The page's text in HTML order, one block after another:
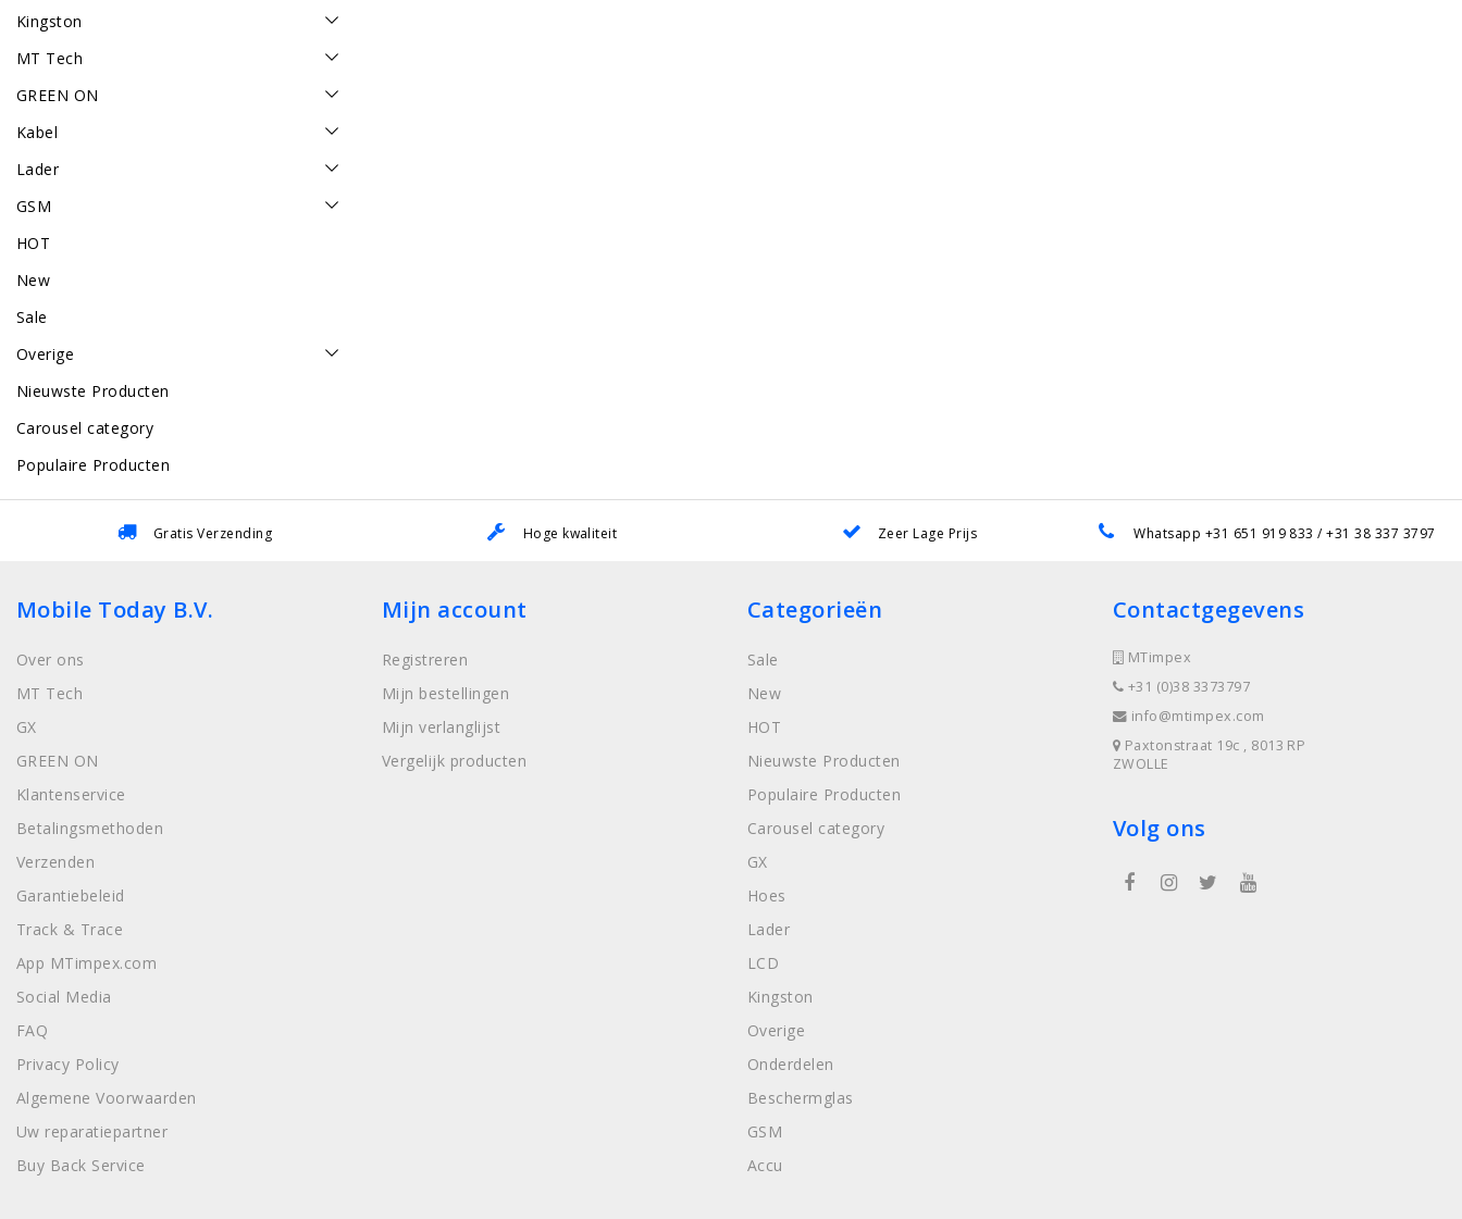
Kingston
MT Tech
GREEN ON
Kabel
Lader
GSM
HOT
New
Sale
Overige
Nieuwste Producten
Carousel category
Populaire Producten
Gratis Verzending Hoge kwaliteit Zeer Lage Prijs Whatsapp +31 651 919 833 / +31 38 337 3797
Mobile Today B.V.
Over ons
MT Tech
GX
GREEN ON
Klantenservice
Betalingsmethoden
Verzenden
Garantiebeleid
Track & Trace
App MTimpex.com
Social Media
FAQ
Privacy Policy
Algemene Voorwaarden
Uw reparatiepartner
Buy Back Service
Mijn account
Registreren
Mijn bestellingen
Mijn verlanglijst
Vergelijk producten
Categorieën
Sale
New
HOT
Nieuwste Producten
Populaire Producten
Carousel category
GX
Hoes
Lader
LCD
Kingston
Overige
Onderdelen
Beschermglas
GSM
Accu
Contactgegevens
MTimpex
+31 (0)38 3373797
info@mtimpex.com
Paxtonstraat 19c , 8013 RP
ZWOLLE
Volg ons